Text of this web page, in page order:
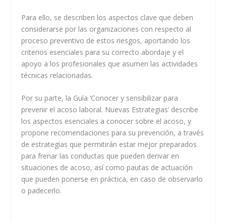
Para ello, se describen los aspectos clave que deben
considerarse por las organizaciones con respecto al
proceso preventivo de estos riesgos, aportando los
criterios esenciales para su correcto abordaje y el
apoyo a los profesionales que asumen las actividades
técnicas relacionadas.
Por su parte, la Guía ‘Conocer y sensibilizar para
prevenir el acoso laboral. Nuevas Estrategias’ describe
los aspectos esenciales a conocer sobre el acoso, y
propone recomendaciones para su prevención, a través
de estrategias que permitirán estar mejor preparados
para frenar las conductas que pueden derivar en
situaciones de acoso, así como pautas de actuación
que pueden ponerse en práctica, en caso de observarlo
o padecerlo.